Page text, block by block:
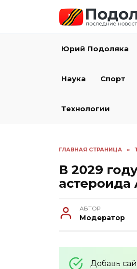
Юрий Подоляка
Наука Спорт
Технологии
ГЛАВНАЯ СТРАНИЦА »
В 2029
АВТОР
Модератор
Добавь